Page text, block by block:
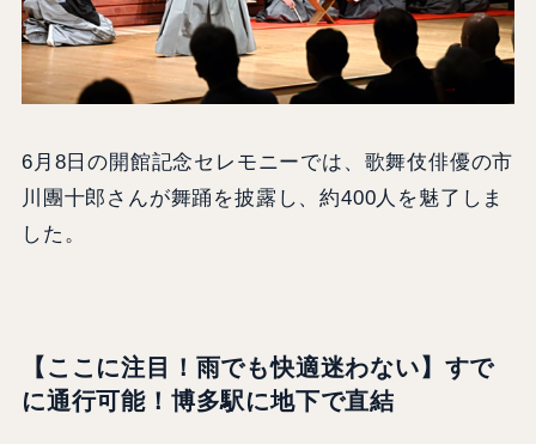
6月8日の開館記念セレモニーでは、歌舞伎俳優の市
川團十郎さんが舞踊を披露し、約400人を魅了しま
した。
【ここに注目！雨でも快適迷わない】すで
に通行可能！博多駅に地下で直結